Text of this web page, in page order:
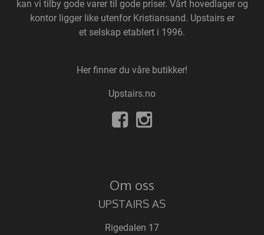
kan vi tilby gode varer til gode priser. Vårt hovedlager og
kontor ligger like utenfor Kristiansand. Upstairs er
et selskap etablert i 1996.
Her finner du våre butikker!
Upstairs.no
Om oss
UPSTAIRS AS
Rigedalen 17